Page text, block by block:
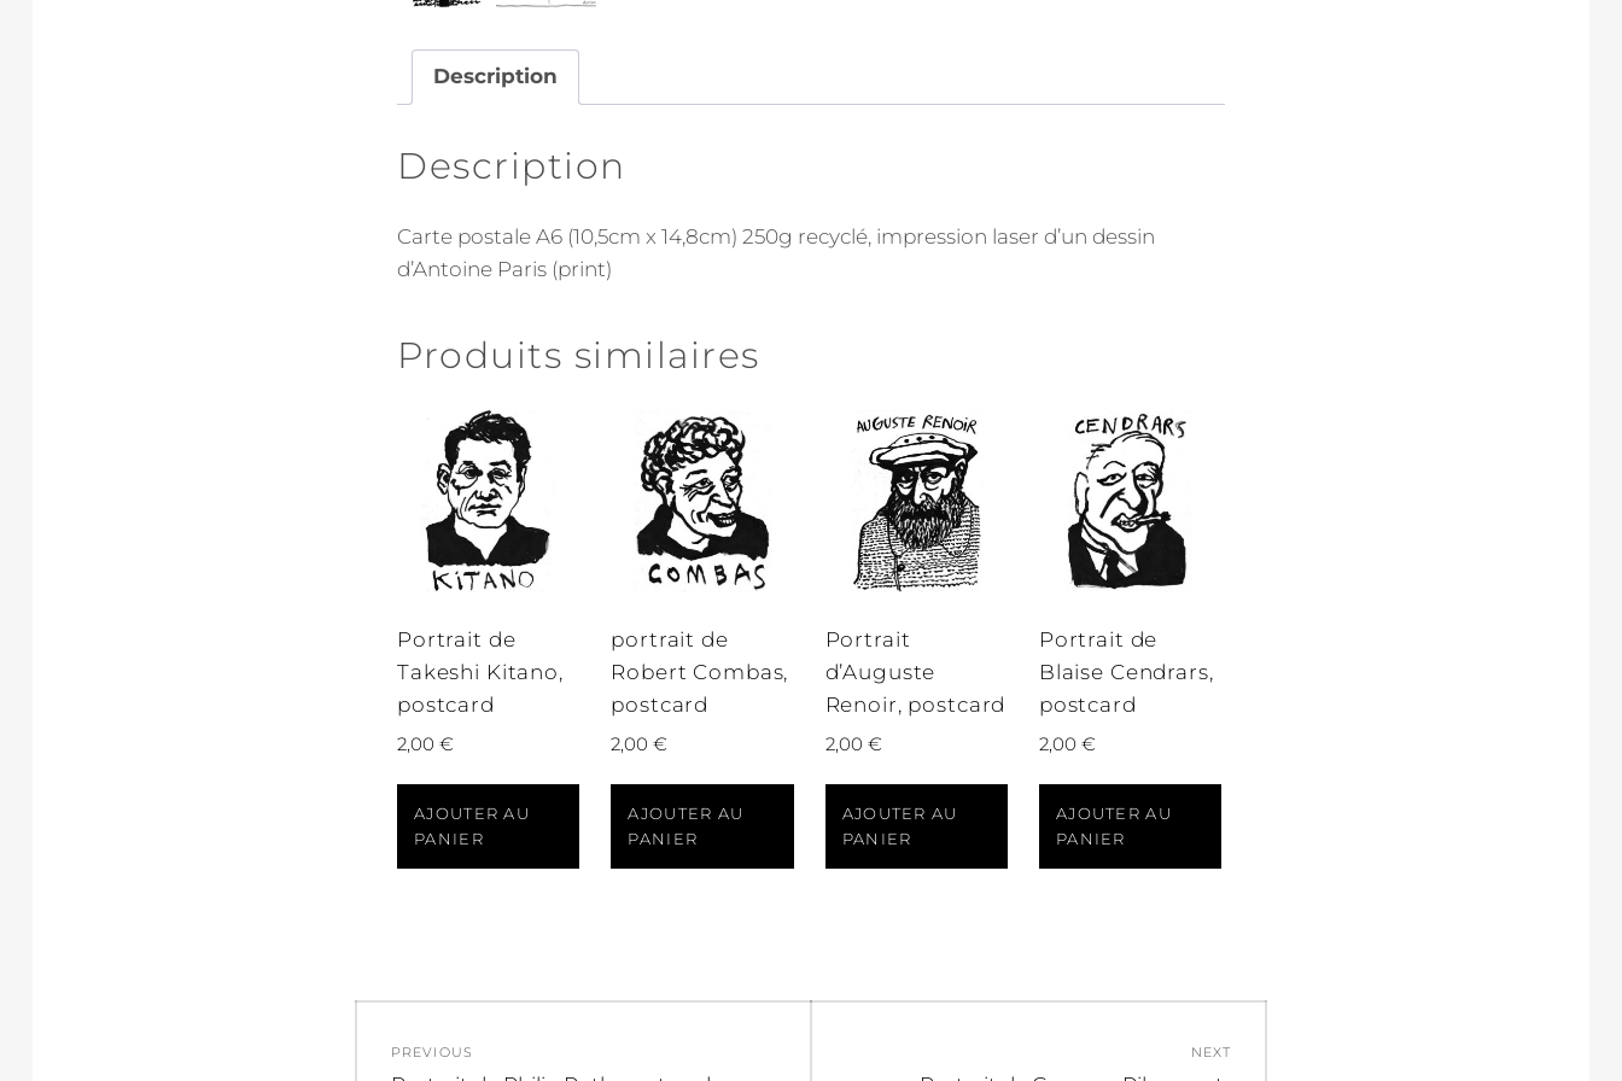
Description
Description
Carte postale A6 (10,5cm x 14,8cm) 250g recyclé, impression laser d’un dessin
d’Antoine Paris (print)
Produits similaires
Portrait de
Takeshi Kitano,
postcard
2,00 €
AJOUTER AU
PANIER
portrait de
Robert Combas,
postcard
2,00€
AJOUTER AU
PANIER
Portrait
d’Auguste
Renoir, postcard
2,00 €
AJOUTER AU
PANIER
Portrait de
Blaise Cendrars,
postcard
2,00 €
AJOUTER AU
PANIER
PREVIOUS NEXT